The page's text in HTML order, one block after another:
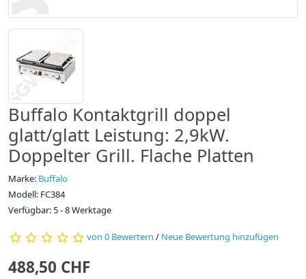
Buffalo Kontaktgrill doppel
glatt/glatt Leistung: 2,9kW.
Doppelter Grill. Flache Platten
Marke: Buffalo
Modell: FC384
Verfügbar: 5 - 8 Werktage
von 0 Bewertern / Neue Bewertung hinzufügen
488,50 CHF